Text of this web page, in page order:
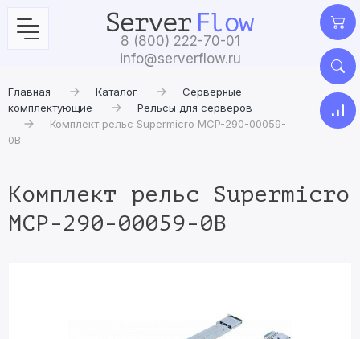
8 (800) 222-70-01
info@serverflow.ru
Главная Каталог
Серверные
комплектующие
Рельсы для серверов
Комплект рельс Supermicro MCP-290-00059-
0B
Комплект рельс Supermicro
MCP-290-00059-0B